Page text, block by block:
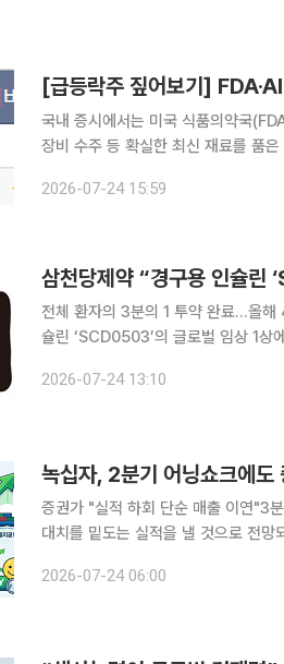
국내 증시에서는 미국 식품의약국
장비 수주 등 확실한 최신 재료를 품
장에서는 CJ씨푸드1우, 진흥기업2우
2026-07-24 15:59
삼천당제약 “경구용 인슐린
전체 환자의 3분의 1 투약 완료…올해 4분기 임상
슐린 ‘SCD0503’의 글로벌 임상 1상
형 당뇨 환자를 대상으로 SCD0503
2026-07-24 13:10
녹십자, 2분기 어닝쇼크에도
증권가 "실적 하회 단순 매출 이연"3분기부터 '상저
대치를 밑도는 실적을 낼 것으로 전
고마진 품목 단순 매출 이연 때문인
2026-07-24 06:00